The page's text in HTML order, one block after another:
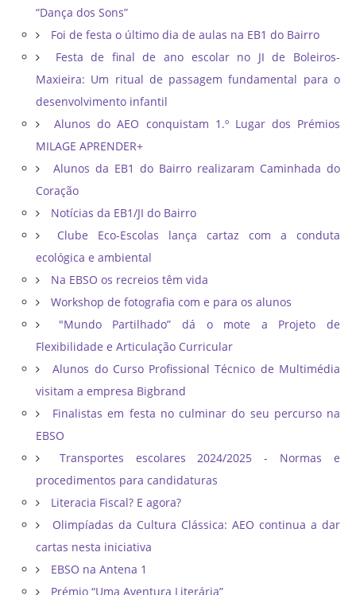
“Dança dos Sons”
Foi de festa o último dia de aulas na EB1 do Bairro
Festa de final de ano escolar no JI de Boleiros-
Maxieira: Um ritual de passagem fundamental para o
desenvolvimento infantil
Alunos do AEO conquistam 1.º Lugar dos Prémios
MILAGE APRENDER+
Alunos da EB1 do Bairro realizaram Caminhada do
Coração
Notícias da EB1/JI do Bairro
Clube Eco-Escolas lança cartaz com a conduta
ecológica e ambiental
Na EBSO os recreios têm vida
Workshop de fotografia com e para os alunos
"Mundo Partilhado” dá o mote a Projeto de
Flexibilidade e Articulação Curricular
Alunos do Curso Profissional Técnico de Multimédia
visitam a empresa Bigbrand
Finalistas em festa no culminar do seu percurso na
EBSO
Transportes escolares 2024/2025 - Normas e
procedimentos para candidaturas
Literacia Fiscal? E agora?
Olimpíadas da Cultura Clássica: AEO continua a dar
cartas nesta iniciativa
EBSO na Antena 1
Prémio “Uma Aventura Literária”